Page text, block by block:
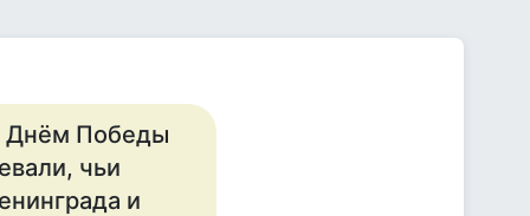
Днём Победы
чьи
и